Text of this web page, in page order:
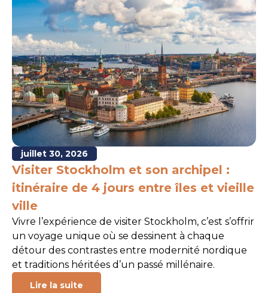
juillet 30, 2026
Visiter Stockholm et son archipel :
itinéraire de 4 jours entre îles et vieille
ville
Vivre l’expérience de visiter Stockholm, c’est s’offrir
un voyage unique où se dessinent à chaque
détour des contrastes entre modernité nordique
et traditions héritées d’un passé millénaire.
Lire la suite